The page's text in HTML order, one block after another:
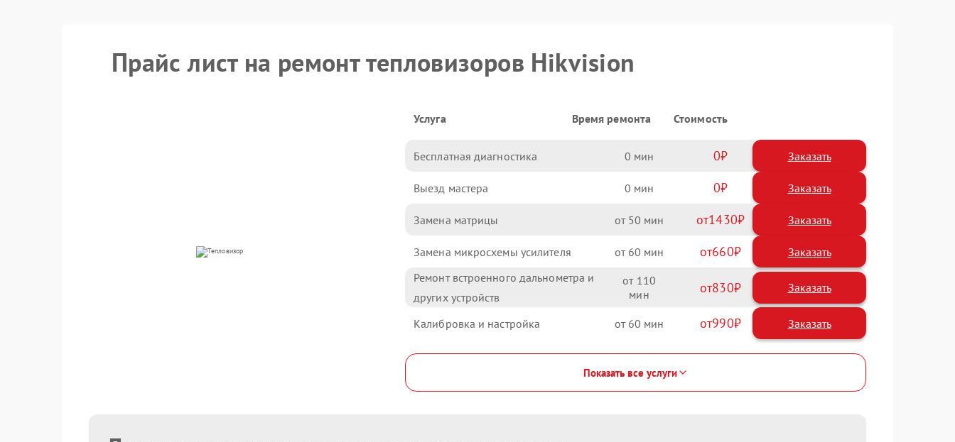
Прайс лист на ремонт тепловизоров Hikvision
Услуга Время ремонта Стоимость
Бесплатная диагностика 0 0 Заказать
Выезд мастера 0 0 Заказать
Замена матрицы 50 1430
Замена микросхемы усилителя 60 660
Ремонт встроенного дальнометра и
других устройств
110 830
Калибровка и настройка 60 990
Показать все услуги